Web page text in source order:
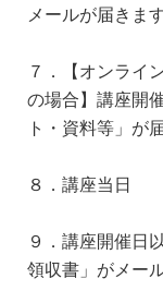
メールが届きま
７．【オンライ
の場合】講座開
ト・資料等」が
８．講座当日
９．講座開催日
領収書」がメー